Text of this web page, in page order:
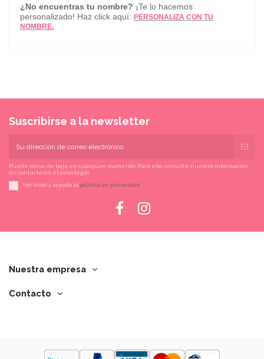
¿No encuentras tu nombre? ¡Te lo hacemos
personalizado! Haz click aquí: PERSONALIZA CON TU
NOMBRE.
Suscribirse a la newsletter
Puede darse de baja en cualquier momento. Para ello, consulte nuestra información
de contacto en el aviso legal.
He leído y acepto la política de privacidad
Nuestra empresa
Contacto